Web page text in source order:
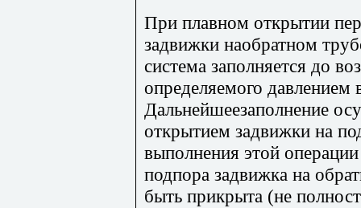
При плавном открытии
задвижки наобратном
система заполняется до
определяемого
Дальнейшеезаполнение
открытием задвижки на
выполнения этой
подпора задвижка на
быть прикрыта (не